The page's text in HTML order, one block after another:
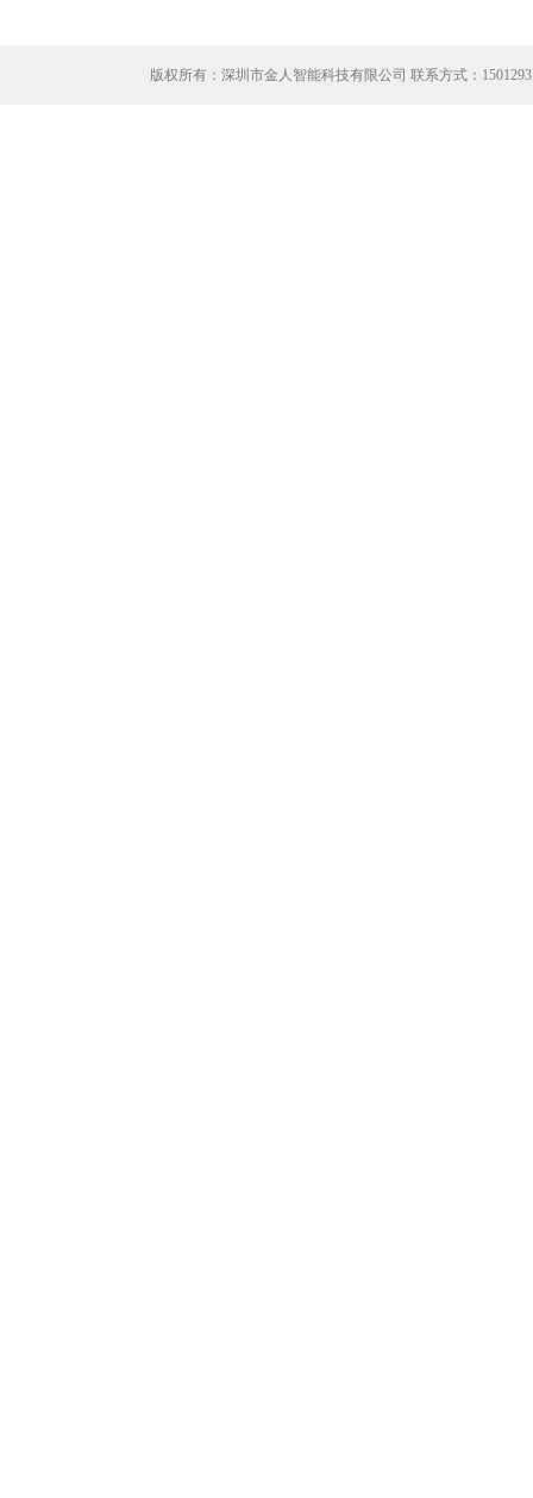
版权所有：深圳市金人智能科技有限公司 联系方式：